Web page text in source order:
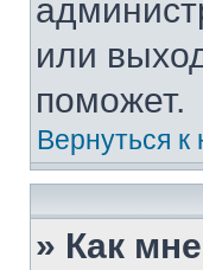
или
поможет.
Вернуться к
» Как